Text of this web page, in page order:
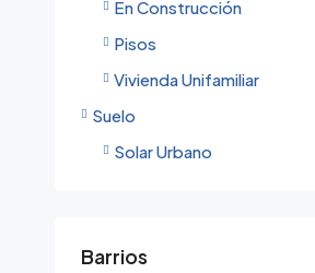
En Construcción
Pisos
Vivienda Unifamiliar
Suelo
Solar Urbano
Barrios